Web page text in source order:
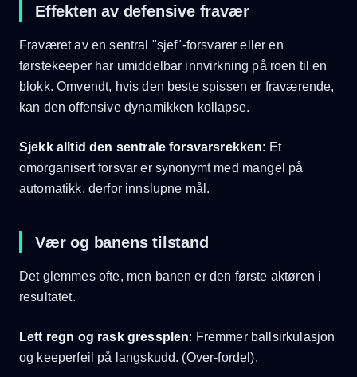
Effekten av defensive fravær
Fraværet av en sentral "sjef"-forsvarer eller en
førstekeeper har umiddelbar innvirkning på roen til en
blokk. Omvendt, hvis den beste spissen er fraværende,
kan den offensive dynamikken kollapse.
Sjekk alltid den sentrale forsvarsrekken: Et
omorganisert forsvar er synonymt med mangel på
automatikk, derfor innslupne mål.
Vær og banens tilstand
Det glemmes ofte, men banen er den første aktøren i
resultatet.
Lett regn og rask gressplen: Fremmer ballsirkulasjon
og keeperfeil på langskudd. (Over-fordel).